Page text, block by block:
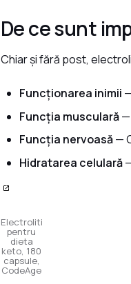
De ce sunt
Chiar și fără post,
Funcționarea inimii
Funcția musculară—
Funcția nervoasă—
Hidratarea celulară
Electroliti
pentru
dieta
keto, 180
capsule,
CodeAge